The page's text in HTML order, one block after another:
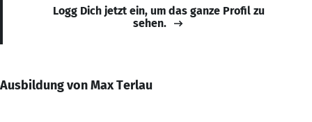
Logg Dich jetzt ein, um das ganze Profil zu
sehen.
Ausbildung von Max Terlau